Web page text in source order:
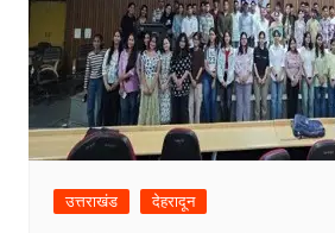
उत्तराखंड देहरादून